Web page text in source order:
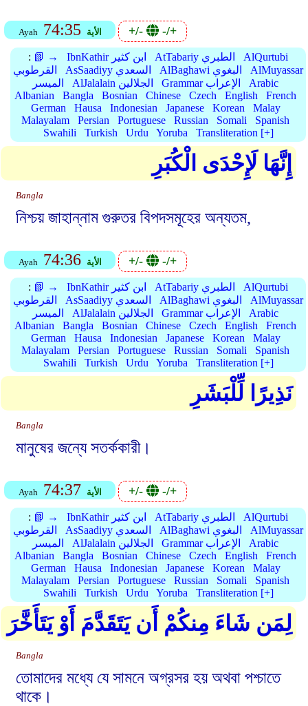
Ayah 74:35 الأية +/- -/+
: 📗 → IbnKathir ابن كثير AtTabariy الطبري
AlQurtubi
القرطوبي
AsSaadiyy السعدي AlBaghawi البغوي
AlMuyassar
الميسر
AlJalalain الجلالين Grammar الإعراب
Arabic
Albanian
Bangla Bosnian Chinese Czech English
French
German
Hausa Indonesian Japanese Korean
Malay
Malayalam
Persian Portuguese Russian Somali
Spanish
Swahili
Turkish Urdu Yoruba Transliteration [+]
إِنَّهَا لَإِحْدَى الْكُبَرِ
Bangla
নিশ্চয় জাহান্নাম গুরুতর বিপদসমূহের অন্যতম,
Ayah 74:36 الأية +/- -/+
: 📗 → IbnKathir ابن كثير AtTabariy الطبري
AlQurtubi
القرطوبي
AsSaadiyy السعدي AlBaghawi البغوي
AlMuyassar
الميسر
AlJalalain الجلالين Grammar الإعراب
Arabic
Albanian
Bangla Bosnian Chinese Czech English
French
German
Hausa Indonesian Japanese Korean
Malay
Malayalam
Persian Portuguese Russian Somali
Spanish
Swahili
Turkish Urdu Yoruba Transliteration [+]
نَذِيرًا لِّلْبَشَرِ
Bangla
মানুষের জন্যে সতর্ককারী।
Ayah 74:37 الأية +/- -/+
: 📗 → IbnKathir ابن كثير AtTabariy الطبري
AlQurtubi
القرطوبي
AsSaadiyy السعدي AlBaghawi البغوي
AlMuyassar
الميسر
AlJalalain الجلالين Grammar الإعراب
Arabic
Albanian
Bangla Bosnian Chinese Czech English
French
German
Hausa Indonesian Japanese Korean
Malay
Malayalam
Persian Portuguese Russian Somali
Spanish
Swahili
Turkish Urdu Yoruba Transliteration [+]
لِمَن شَاءَ مِنكُمْ أَن يَتَقَدَّمَ أَوْ يَتَأَخَّرَ
Bangla
তোমাদের মধ্যে যে সামনে অগ্রসর হয় অথবা পশ্চাতে
থাকে।